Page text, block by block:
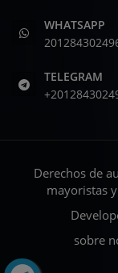
WHATSAPP
TELEGRAM
Derechos de
mayoristas
sobre